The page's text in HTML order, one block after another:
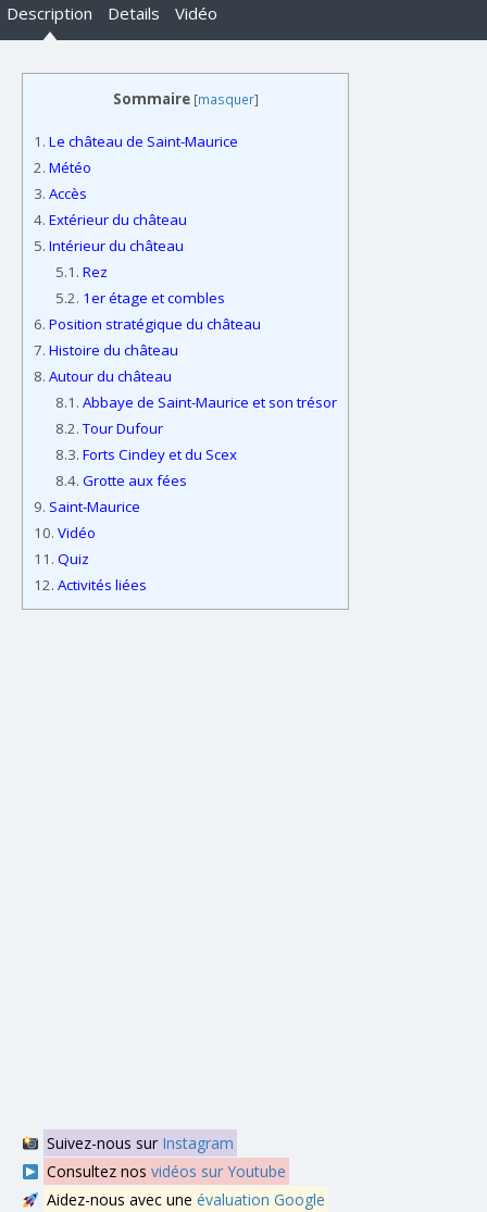
Description Details Vidéo
Sommaire [masquer]
1. Le château de Saint-Maurice
2. Météo
3. Accès
4. Extérieur du château
5. Intérieur du château
5.1. Rez
5.2. 1er étage et combles
6. Position stratégique du château
7. Histoire du château
8. Autour du château
8.1. Abbaye de Saint-Maurice et son trésor
8.2.Tour Dufour
8.3. Forts Cindey et du Scex
8.4. Grotte aux fées
9. Saint-Maurice
10. Vidéo
11. Quiz
12. Activités liées
Suivez-nous sur Instagram
Consultez nos vidéos sur Youtube
Aidez-nous avec une évaluation Google